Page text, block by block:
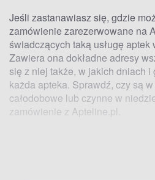
Jeśli zastanawiasz się, gdzie
zamówienie zarezerwowane na
świadczących taką usługę aptek
Zawiera ona dokładne adresy
się z niej także, w jakich dniach
każda apteka. Sprawdź, czy są
całodobowe lub czynne w
zamówienie z Apteline.pl.